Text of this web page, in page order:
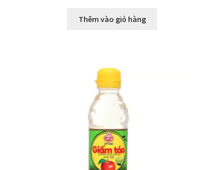
Thêm vào giỏ hàng